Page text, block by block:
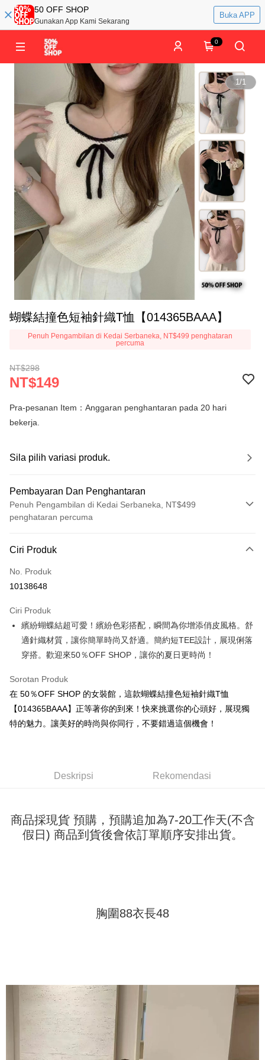
50 OFF SHOP
Gunakan App Kami Sekarang
Buka APP
0
1/1
蝴蝶結撞色短袖針織T恤【014365BAAA】
Penuh Pengambilan di Kedai Serbaneka, NT$499 penghataran
percuma
NT$298
NT$149
Pra-pesanan Item：Anggaran penghantaran pada 20 hari
bekerja.
Sila pilih variasi produk.
Pembayaran Dan Penghantaran
Penuh Pengambilan di Kedai Serbaneka, NT$499
penghataran percuma
Kad Kredit (Bayaran Penuh)
Pengambilan di Kedai Serbaneka
Apple Pay
JKOPAY
Plus PAY
OP Pay Later
Perkhidmatan ini disediakan oleh Taiwan Mobile dan tersedia untuk
akan mengarahkan anda secara automatik ke proses transaksi OP Pay
Later selepas pesanan dibuat. Anda perlu mengesahkan nombor telefon
mudah alih anda, memilih bilangan ansuran, dan menetapkan tarikh
pada halaman pengesahan transaksi seterusnya.
[Arahan Pembayaran]
Pembayaran ansuran melalui OP Pay Later akan dibilkan secara
berasingan dan tidak termasuk dalam bil telekom anda. SMS peringatan
pembayaran akan dihantar selepas kitaran bil bulanan.
Selepas mengakses bil melalui pautan dalam SMS, anda boleh
pengesahan AFTEE akan muncul.
2. Anda boleh meneruskan pembayaran selepas pengesahan SMS.
3. Tiada bayaran diperlukan apabila pesanan disahkan. Produk akan
dalam talian dengan SMS pembayaran atau pemberitahuan tolak aplikasi
Tempoh pembayaran dikira dari masa kedai meminta pembayaran anda,
ditambah dengan bilangan hari yang boleh dilanjutkan oleh AFTEE. Anda
boleh melanjutkan tempoh pembayaran anda sebelum anda menerima
pesanan. Walau bagaimanapun, tiada jaminan bahawa anda boleh
menerima pesanan anda semasa tempoh pembayaran (cth.: produk
prapesanan atau produk yang mungkin mengambil masa yang lebih
Pilihan Penghantaran
NT$45/pesanan | Penghantaran percuma untuk pesanan
NT$499 atau lebih
宅配
NT$70/pesanan | Penghantaran percuma untuk pesanan
Ciri Produk
No. Produk
10138648
Ciri Produk
繽紛蝴蝶結超可愛！繽紛色彩搭配，瞬間為你增添俏皮風格。舒
適針織材質，讓你簡單時尚又舒適。簡約短TEE設計，展現俐落
穿搭。歡迎來50％OFF SHOP，讓你的夏日更時尚！
Sorotan Produk
在 50％OFF SHOP 的女裝館，這款蝴蝶結撞色短袖針織T恤
【014365BAAA】正等著你的到來！快來挑選你的心頭好，展現獨
特的魅力。讓美好的時尚與你同行，不要錯過這個機會！
Deskripsi Rekomendasi
商品採現貨 預購，預購追加為7-20工作天(不含
假日) 商品到貨後會依訂單順序安排出貨。
胸圍88衣長48